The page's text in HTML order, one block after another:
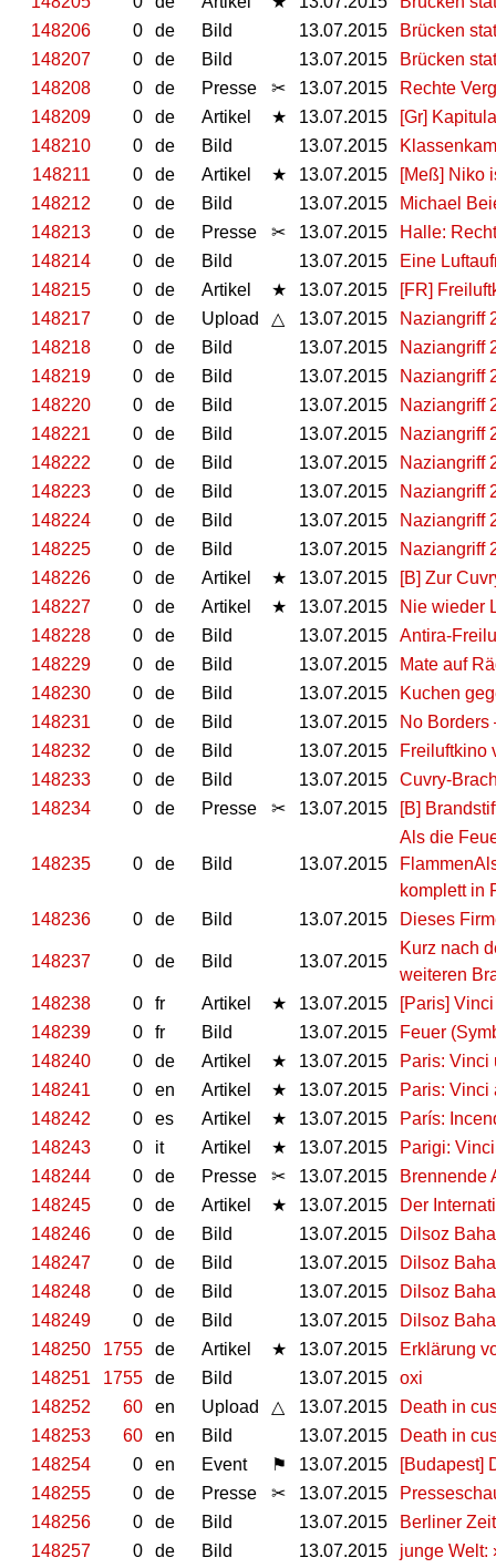
148206
0 de Bild 13.07.2015
Brücken
148207
0 de Bild 13.07.2015
Brücken
148208
0 de Presse ✂ 13.07.2015
Rechte
148209
0 de Artikel ★ 13.07.2015
[Gr]
148210
0 de Bild 13.07.2015
148211
0 de Artikel ★ 13.07.2015
[Meß] Niko
148212
0 de Bild 13.07.2015
Michael
148213
0 de Presse ✂ 13.07.2015
Halle:
148214
0 de Bild 13.07.2015
Eine
148215
0 de Artikel ★ 13.07.2015
[FR]
148217
0 de Upload △ 13.07.2015
Naziangriff
148218
0 de Bild 13.07.2015
Naziangriff
148219
0 de Bild 13.07.2015
Naziangriff
148220
0 de Bild 13.07.2015
Naziangriff
148221
0 de Bild 13.07.2015
Naziangriff
148222
0 de Bild 13.07.2015
Naziangriff
148223
0 de Bild 13.07.2015
Naziangriff
148224
0 de Bild 13.07.2015
Naziangriff
148225
0 de Bild 13.07.2015
Naziangriff
148226
0 de Artikel ★ 13.07.2015
[B] Zur
148227
0 de Artikel ★ 13.07.2015
Nie wieder
148228
0 de Bild 13.07.2015
Antira-
148229
0 de Bild 13.07.2015
Mate auf
148230
0 de Bild 13.07.2015
Kuchen
148231
0 de Bild 13.07.2015
No Borders
148232
0 de Bild 13.07.2015
Freiluftkino
148233
0 de Bild 13.07.2015
Cuvry-
148234
0 de Presse ✂ 13.07.2015 [B]
148235 0 de Bild 13.07.2015
Als die
komplett in
148236
0 de Bild 13.07.2015 Dieses
148237 0 de Bild 13.07.2015
Kurz nach
weiteren
148238
0 fr Artikel ★ 13.07.2015
[Paris]
148239
0 fr Bild 13.07.2015
Feuer
148240
0 de Artikel ★ 13.07.2015
Paris: Vinci
148241
0 en Artikel ★ 13.07.2015
Paris: Vinci
148242
0 es Artikel ★ 13.07.2015
París:
148243
0 it Artikel ★ 13.07.2015
Parigi:
148244
0 de Presse ✂ 13.07.2015
Brennende
148245
0 de Artikel ★ 13.07.2015
Der
148246
0 de Bild 13.07.2015
Dilsoz
148247
0 de Bild 13.07.2015
Dilsoz
148248
0 de Bild 13.07.2015
Dilsoz
148249
0 de Bild 13.07.2015
Dilsoz
148250
1755 de Artikel ★ 13.07.2015
Erklärung
148251
1755 de Bild 13.07.2015
oxi
148252
60 en Upload △ 13.07.2015
Death in
148253
60 en Bild 13.07.2015
Death in
148254
0 en Event ⚑ 13.07.2015
[Budapest]
148255
0 de Presse ✂ 13.07.2015
148256
0 de Bild 13.07.2015
Berliner
148257
0 de Bild 13.07.2015 junge Welt: